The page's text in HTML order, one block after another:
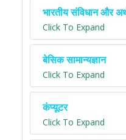
भारतीय संविधान और
Click To Expand
बेसिक सामान्यज्ञान
Click To Expand
कंप्यूटर
Click To Expand